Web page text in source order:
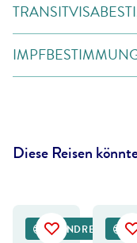
Diese Reisen
RUNDREISE
DEAL